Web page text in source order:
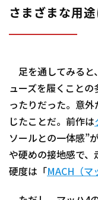
さまざまな用
足を通してみると
ューズを履くこと
ったりだった。意
じたことだ。前作は
ソールとの一体感”
や硬めの接地感で、
硬度は「 MACH（マ